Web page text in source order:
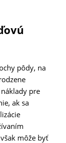
pôdy, na
pre
ak sa
môže byť